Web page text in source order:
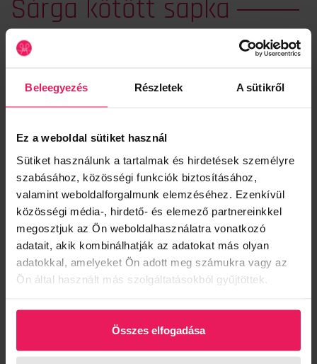
Beleegyezés Részletek A sütikről
Ez a weboldal sütiket használ
Sütiket használunk a tartalmak és hirdetések személyre
szabásához, közösségi funkciók biztosításához,
valamint weboldalforgalmunk elemzéséhez. Ezenkívül
közösségi média-, hirdető- és elemező partnereinkkel
megosztjuk az Ön weboldalhasználatra vonatkozó
adatait, akik kombinálhatják az adatokat más olyan
adatokkal, amelyeket Ön adott meg számukra vagy az
Ön által használt más szolgáltatásokból gyűjtöttek.
Összes elfogadása
Sárga kötött sapka
AKCIÓ
Szín:
Sárga
Méret:
KOSÁRBA
Finom, vékony kötésű, elasztikus sapka széles visszahajtott résszel és
elülső márkajelzéssel, amely stílusosan ötvözi a kényelmet és a
modern megjelenést.